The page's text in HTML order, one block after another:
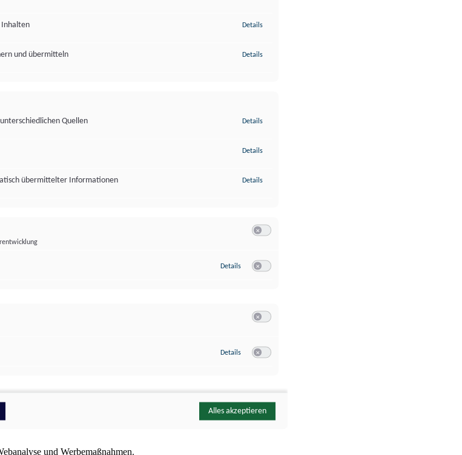
und Werbemaßnahmen.
Inhalten Details
und übermitteln Details
Quellen
Details
Details
übermittelter Informationen Details
Details zu Google Analytics
Details zu YouTube
Alles akzeptieren